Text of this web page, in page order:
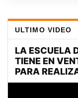
ULTIMO VIDEO